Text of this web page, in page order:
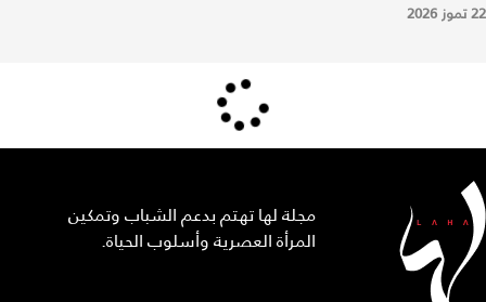
22 تموز 2026
مجلة لها تهتم بدعم الشباب وتمكين
المرأة العصرية وأسلوب الحياة.